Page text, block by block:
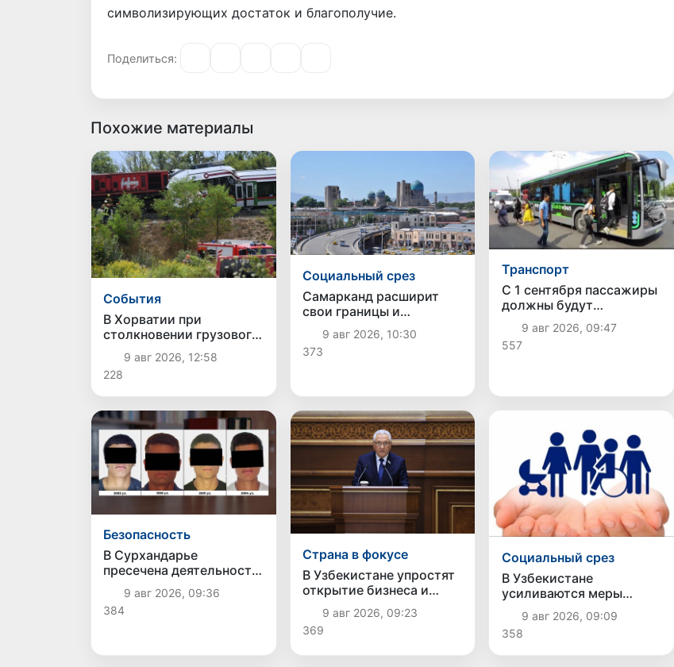
символизирующих достаток и благополучие.
Поделиться:
Похожие материалы
Cобытия
В Хорватии при
столкновении грузового
и пассажирского
поездов пострадали 24
человека
9 авг 2026, 12:58
228
Социальный срез
Самарканд расширит
свои границы и
приблизится к статусу
города-миллионника
9 авг 2026, 10:30
373
Транспорт
С 1 сентября пассажиры
должны будут
оплачивать проезд сразу
при посадке в автобус
9 авг 2026, 09:47
557
Безопасность
В Сурхандарье
пресечена деятельность
подпольной группы,
планировавшей теракты
и выезд в Сирию
9 авг 2026, 09:36
384
Страна в фокусе
В Узбекистане упростят
открытие бизнеса и
расширят возможности
выбора фамилии для
ребенка
9 авг 2026, 09:23
369
Социальный срез
В Узбекистане
усиливаются меры
социальной защиты
населения
9 авг 2026, 09:09
358